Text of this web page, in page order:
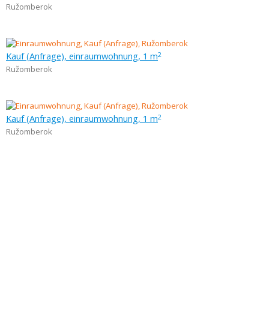
Ružomberok
Kauf (Anfrage), einraumwohnung, 1 m2
Ružomberok
Kauf (Anfrage), einraumwohnung, 1 m2
Ružomberok